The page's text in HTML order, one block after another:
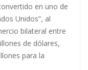
en uno de
Unidos”, al
bilateral entre
de dólares,
para la